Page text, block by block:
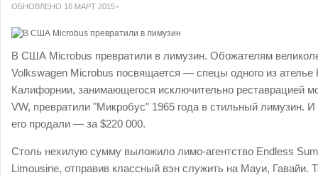
ОБНОВЛЕНО 16 МАРТ 2015
В США Microbus превратили в лимузин. Обожателям
Volkswagen Microbus посвящается — спецы одного из
Калифорнии, занимающегося исключительно реставрацией
VW, превратили "Микробус" 1965 года в стильный лимузин. И
его продали — за $220 000.
Столь нехилую сумму выложило лимо-агентство Endless
Limousine, отправив классный вэн служить на Мауи, Гавайи.